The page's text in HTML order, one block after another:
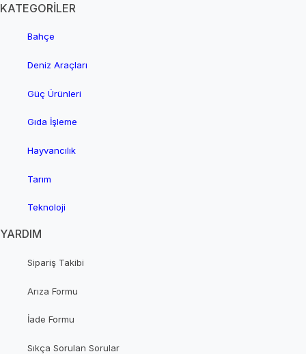
KATEGORİLER
Bahçe
Deniz Araçları
Güç Ürünleri
Gıda İşleme
Hayvancılık
Tarım
Teknoloji
YARDIM
Sipariş Takibi
Arıza Formu
İade Formu
Sıkça Sorulan Sorular